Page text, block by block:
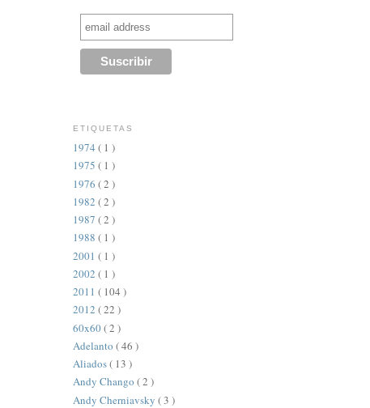
ETIQUETAS
1974 ( 1 )
1975 ( 1 )
1976 ( 2 )
1982 ( 2 )
1987 ( 2 )
1988 ( 1 )
2001 ( 1 )
2002 ( 1 )
2011 ( 104 )
2012 ( 22 )
60x60( 2 )
Adelanto ( 46 )
Aliados( 13 )
Andy Chango ( 2 )
Andy Cherniavsky ( 3 )